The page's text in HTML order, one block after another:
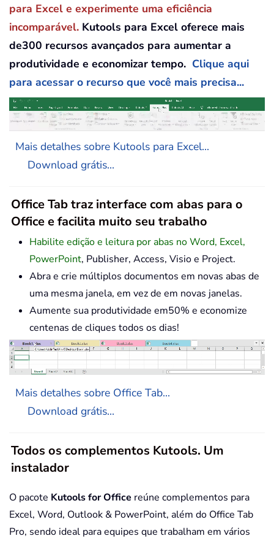
para Excel e experimente uma eficiência
incomparável. Kutools para Excel oferece mais
de300 recursos avançados para aumentar a
produtividade e economizar tempo. Clique aqui
para acessar o recurso que você mais precisa...
Mais detalhes sobre Kutools para Excel...
Download grátis...
Office Tab traz interface com abas para o
Office e facilita muito seu trabalho
Habilite edição e leitura por abas no Word, Excel,
PowerPoint, Publisher, Access, Visio e Project.
Abra e crie múltiplos documentos em novas abas de
uma mesma janela, em vez de em novas janelas.
Aumente sua produtividade em50% e economize
centenas de cliques todos os dias!
Mais detalhes sobre Office Tab...
Download grátis...
Todos os complementos Kutools. Um
instalador
O pacote Kutools for Office reúne complementos para
Excel, Word, Outlook & PowerPoint, além do Office Tab
Pro, sendo ideal para equipes que trabalham em vários